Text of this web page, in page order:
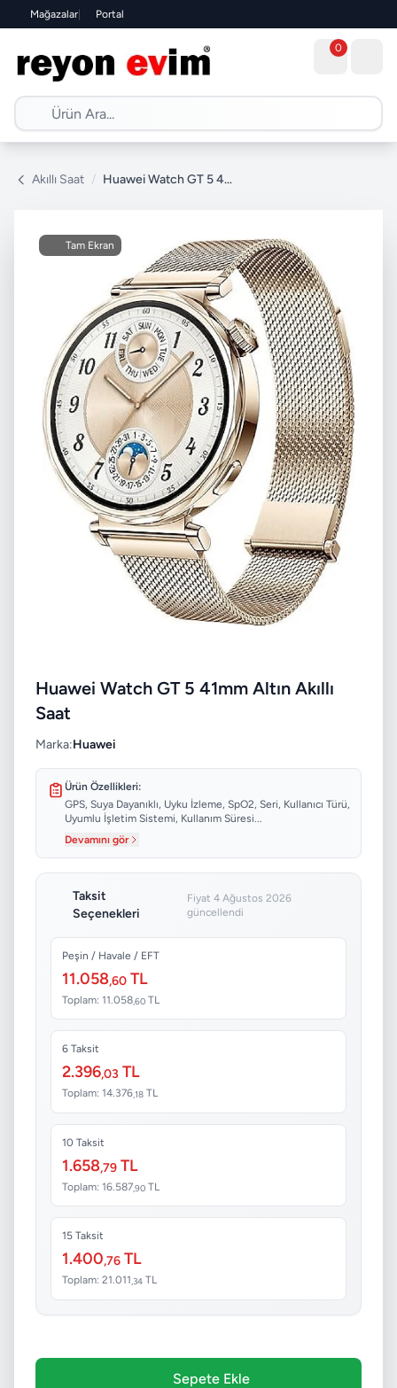
Mağazalar| Portal
0
Akıllı Saat / Huawei Watch GT 5 41mm Altın Akıllı Saat
Tam Ekran
Huawei Watch GT 5 41mm Altın Akıllı
Saat
Marka:Huawei
Ürün Özellikleri:
GPS, Suya Dayanıklı, Uyku İzleme, SpO2, Seri, Kullanıcı Türü,
Uyumlu İşletim Sistemi, Kullanım Süresi...
Devamını gör
Taksit
Seçenekleri
Fiyat 4 Ağustos 2026
güncellendi
Peşin / Havale / EFT
11.058,60 TL
Toplam: 11.058,60 TL
6 Taksit
2.396,03 TL
Toplam: 14.376,18 TL
10 Taksit
1.658,79 TL
Toplam: 16.587,90 TL
15 Taksit
1.400,76 TL
Toplam: 21.011,34 TL
Sepete Ekle